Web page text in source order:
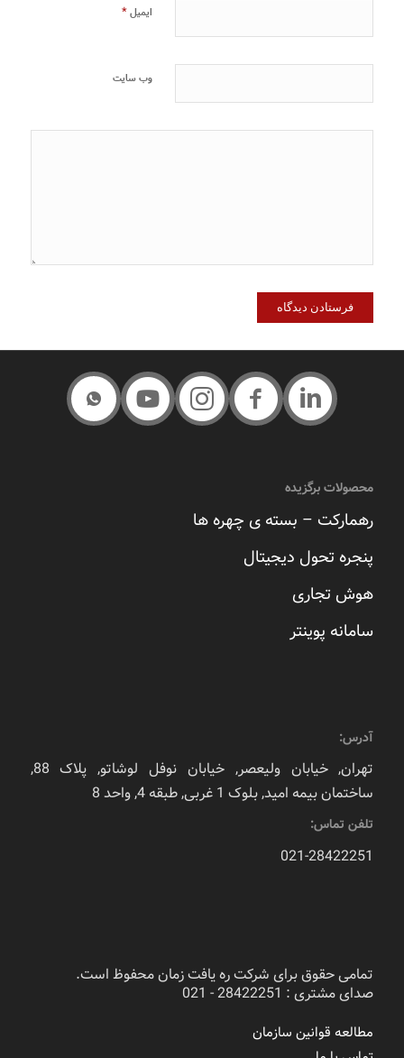
ایمیل*
وب‌ سایت
محصولات برگزیده
رهمارکت – بسته ی چهره ها
پنجره تحول دیجیتال
هوش تجاری
سامانه پوینتر
آدرس:
تهران, خیابان ولیعصر, خیابان نوفل لوشاتو, پلاک 88,
ساختمان بیمه امید, بلوک 1 غربی, طبقه 4, واحد 8
تلفن تماس:
021-28422251
تمامی حقوق برای شرکت ره یافت زمان محفوظ است.
صدای مشتری : 28422251 - 021
مطالعه قوانین سازمان